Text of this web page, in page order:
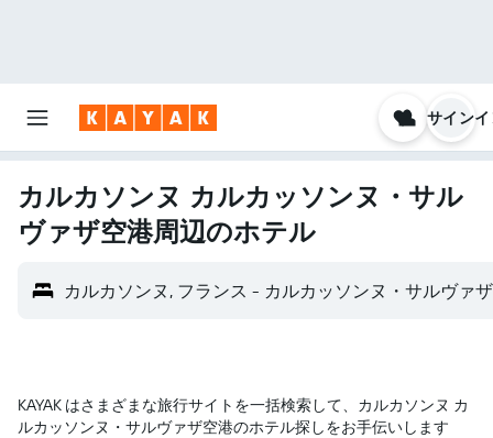
サイン
カルカソンヌ カルカッソンヌ・サル
ヴァザ空港​周辺のホテル
カルカソンヌ, フランス - カルカッソンヌ・サルヴァ
KAYAK はさまざまな旅行サイトを一括検索して、カルカソンヌ カ
ルカッソンヌ・サルヴァザ空港のホテル探しをお手伝いします